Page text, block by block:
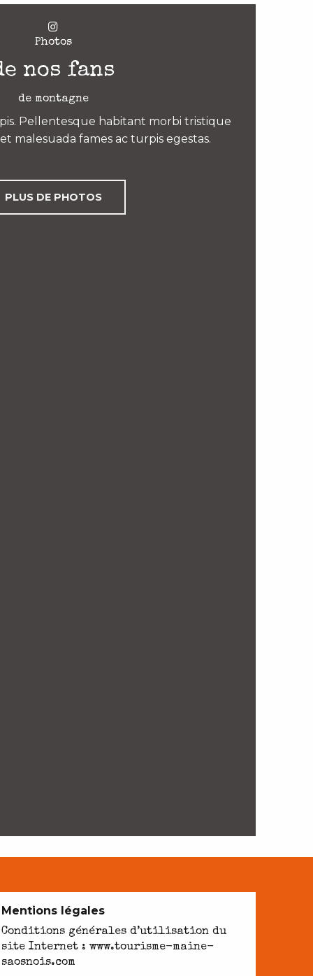
Photos
nos fans
de montagne
Pellentesque habitant morbi tristique
malesuada fames ac turpis egestas.
PLUS DE PHOTOS
Mentions légales
Conditions générales d’utilisation du
site Internet : www.tourisme-maine-
saosnois.com